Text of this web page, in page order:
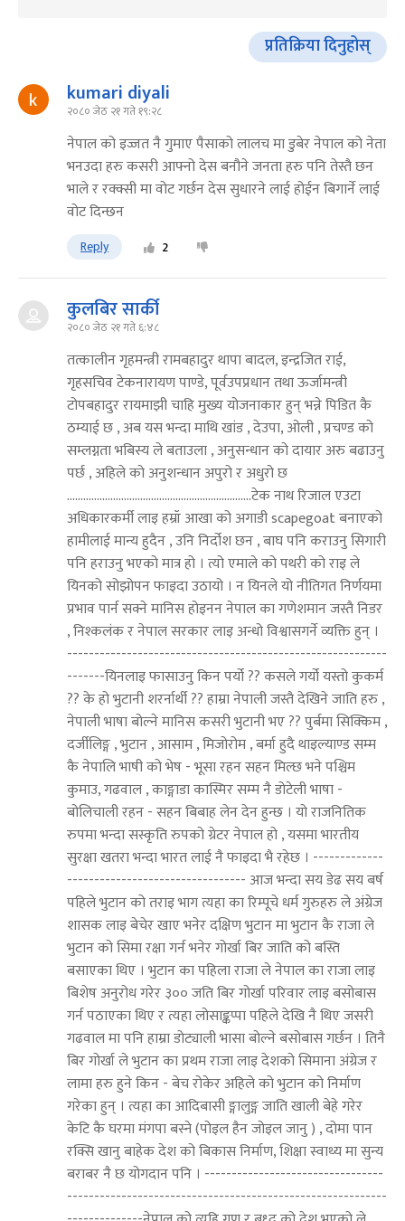
प्रतिक्रिया दिनुहोस्
kumari diyali
२०८० जेठ २१ गते १९:२८
नेपाल को इज्जत नै गुमाए पैसाको लालच मा डुबेर नेपाल को नेता
भनउदा हरु कसरी आफ्नो देस बनौने जनता हरु पनि तेस्तै छन
भाले र रक्क्सी मा वोट गर्छन देस सुधारने लाई होईन बिगार्ने लाई
वोट दिन्छन
Reply 2
कुलबिर सार्की
२०८० जेठ २१ गते ६:४८
तत्कालीन गृहमन्त्री रामबहादुर थापा बादल, इन्द्रजित राई,
गृहसचिव टेकनारायण पाण्डे, पूर्वउपप्रधान तथा ऊर्जामन्त्री
टोपबहादुर रायमाझी चाहि मुख्य योजनाकार हुन् भन्ने पिडित कै
ठम्याई छ , अब यस भन्दा माथि खांड , देउपा, ओली , प्रचण्ड को
सम्लग्नता भबिस्य ले बताउला , अनुसन्धान को दायार अरु बढाउनु
पर्छ , अहिले को अनुशन्धान अपुरो र अधुरो छ
....................................................................टेक नाथ रिजाल एउटा
अधिकारकर्मी लाइ हम्रॉ आखा को अगाडी scapegoat बनाएको
हामीलाई मान्य हुदैन , उनि निर्दोश छन , बाघ पनि कराउनु सिगारी
पनि हराउनु भएको मात्र हो । त्यो एमाले को पथरी को राइ ले
यिनको सोझोपन फाइदा उठायो । न यिनले यो नीतिगत निर्णयमा
प्रभाव पार्न सक्ने मानिस होइनन नेपाल का गणेशमान जस्तै निडर
, निश्कलंक र नेपाल सरकार लाइ अन्धो विश्वासगर्ने व्यक्ति हुन् ।
-----------------------------------------------------------
-------यिनलाइ फासाउनु किन पर्यो ?? कसले गर्यो यस्तो कुकर्म
?? के हो भुटानी शरर्नार्थी ?? हाम्रा नेपाली जस्तै देखिने जाति हरु ,
नेपाली भाषा बोल्ने मानिस कसरी भुटानी भए ?? पुर्बमा सिक्किम ,
दर्जीलिङ्ग , भुटान , आसाम , मिजोरोम , बर्मा हुदै थाइल्याण्ड सम्म
कै नेपालि भाषी को भेष - भूसा रहन सहन मिल्छ भने पश्चिम
कुमाउ, गढवाल , काङ्गाडा कास्मिर सम्म नै डोटेली भाषा -
बोलिचाली रहन - सहन बिबाह लेन देन हुन्छ । यो राजनितिक
रुपमा भन्दा सस्कृति रुपको ग्रेटर नेपाल हो , यसमा भारतीय
सुरक्षा खतरा भन्दा भारत लाई नै फाइदा भै रहेछ । -------------
--------------------------------- आज भन्दा सय डेढ सय बर्ष
पहिले भुटान को तराइ भाग त्यहा का रिम्पूचे धर्म गुरुहरु ले अंग्रेज
शासक लाइ बेचेर खाए भनेर दक्षिण भुटान मा भुटान कै राजा ले
भुटान को सिमा रक्षा गर्न भनेर गोर्खा बिर जाति को बस्ति
बसाएका थिए । भुटान का पहिला राजा ले नेपाल का राजा लाइ
बिशेष अनुरोध गरेर ३०० जति बिर गोर्खा परिवार लाइ बसोबास
गर्न पठाएका थिए र त्यहा लोसाङ्कप्पा पहिले देखि नै थिए जसरी
गढवाल मा पनि हाम्रा डोट्याली भासा बोल्ने बसोबास गर्छन । तिनै
बिर गोर्खा ले भुटान का प्रथम राजा लाइ देशको सिमाना अंग्रेज र
लामा हरु हुने किन - बेच रोकेर अहिले को भुटान को निर्माण
गरेका हुन् । त्यहा का आदिबासी ङ्गालुङ्ग जाति खाली बेहे गरेर
केटि कै घरमा मंगपा बस्ने (पोइल हैन जोइल जानु ) , दोमा पान
रक्सि खानु बाहेक देश को बिकास निर्माण, शिक्षा स्वाथ्य मा सुन्य
बराबर नै छ योगदान पनि । ---------------------------------
-----------------------------------------------------------